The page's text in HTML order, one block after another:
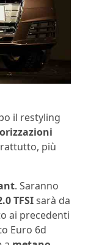
il restyling
più
. Saranno
TFSIsarà da
ai precedenti
Euro 6d